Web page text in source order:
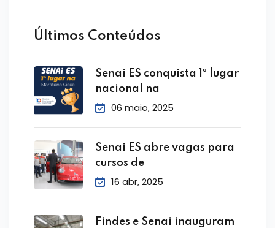
Últimos Conteúdos
Senai ES conquista 1º lugar
nacional na
06 maio, 2025
Senai ES abre vagas para
cursos de
16 abr, 2025
Findes e Senai inauguram